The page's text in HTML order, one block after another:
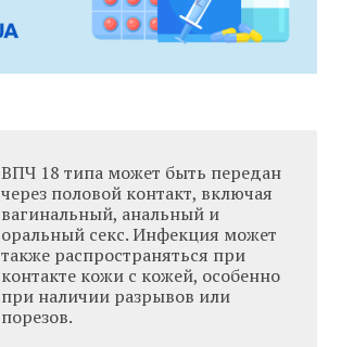
ВПЧ 18 типа может быть передан
через половой контакт, включая
вагинальный, анальный и
оральный секс. Инфекция может
также распространяться при
контакте кожи с кожей, особенно
при наличии разрывов или
порезов.